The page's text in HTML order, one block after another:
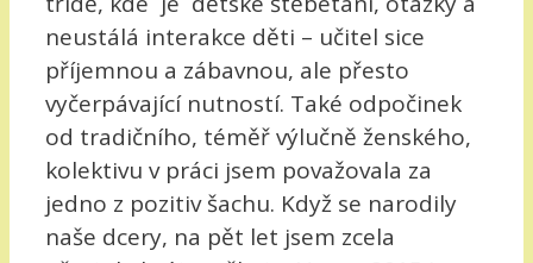
neustálá interakce děti – učitel sice
příjemnou a zábavnou, ale přesto
vyčerpávající nutností. Také odpočinek
od tradičního, téměř výlučně ženského,
kolektivu v práci jsem považovala za
jedno z pozitiv šachu. Když se narodily
naše dcery, na pět let jsem zcela